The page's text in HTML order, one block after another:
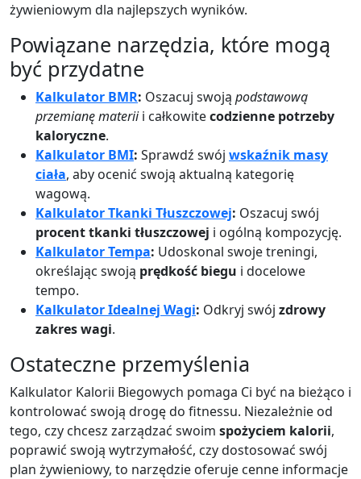
żywieniowym dla najlepszych wyników.
Powiązane narzędzia, które mogą
być przydatne
Kalkulator BMR: Oszacuj swoją podstawową
przemianę materiii całkowitecodzienne potrzeby
kaloryczne.
Kalkulator BMI: Sprawdź swój wskaźnik masy
ciała, aby ocenić swoją aktualną kategorię
wagową.
Kalkulator Tkanki Tłuszczowej: Oszacuj swój
procent tkanki tłuszczowej i ogólną kompozycję.
Kalkulator Tempa: Udoskonal swoje treningi,
określając swoją prędkość biegu i docelowe
tempo.
Kalkulator Idealnej Wagi: Odkryj swój zdrowy
zakres wagi.
Ostateczne przemyślenia
Kalkulator Kalorii Biegowych pomaga Ci być na bieżąco i
kontrolować swoją drogę do fitnessu. Niezależnie od
tego, czy chcesz zarządzać swoim spożyciem kalorii,
poprawić swoją wytrzymałość, czy dostosować swój
plan żywieniowy, to narzędzie oferuje cenne informacje